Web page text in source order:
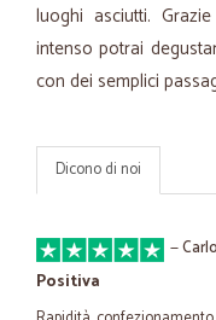
luoghi asciutti.
intenso potrai
con dei semplici
Dicono di noi
—
Positiva